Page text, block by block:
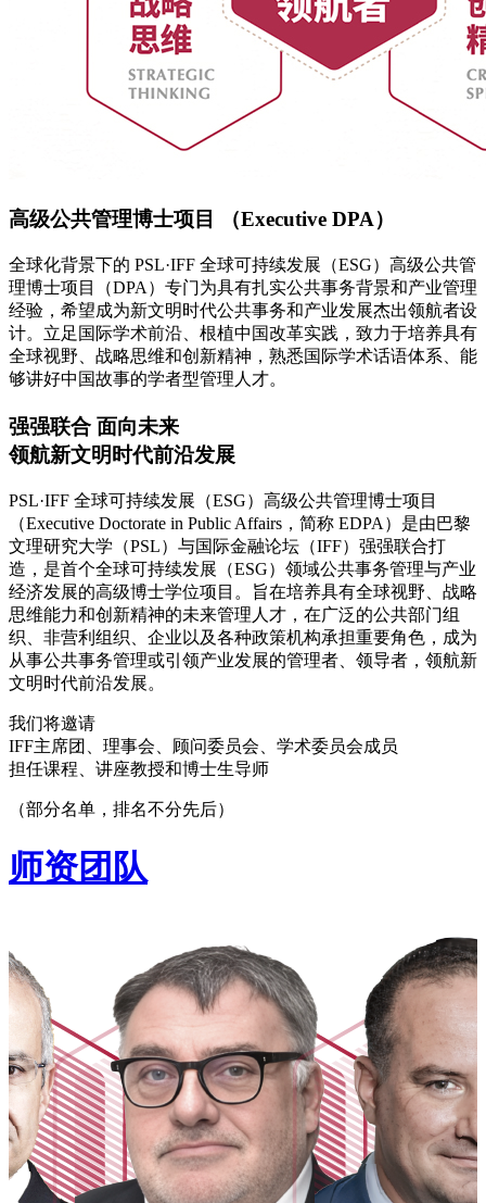
高级公共管理博士项目 （Executive DPA）
全球化背景下的 PSL·IFF 全球可持续发展（ESG）高级公共管
理博士项目（DPA）专门为具有扎实公共事务背景和产业管理
经验，希望成为新文明时代公共事务和产业发展杰出领航者设
计。立足国际学术前沿、根植中国改革实践，致力于培养具有
全球视野、战略思维和创新精神，熟悉国际学术话语体系、能
够讲好中国故事的学者型管理人才。
强强联合 面向未来
领航新文明时代前沿发展
PSL·IFF 全球可持续发展（ESG）高级公共管理博士项目
（Executive Doctorate in Public Affairs，简称 EDPA）是由巴黎
文理研究大学（PSL）与国际金融论坛（IFF）强强联合打
造，是首个全球可持续发展（ESG）领域公共事务管理与产业
经济发展的高级博士学位项目。旨在培养具有全球视野、战略
思维能力和创新精神的未来管理人才，在广泛的公共部门组
织、非营利组织、企业以及各种政策机构承担重要角色，成为
从事公共事务管理或引领产业发展的管理者、领导者，领航新
文明时代前沿发展。
我们将邀请
IFF主席团、理事会、顾问委员会、学术委员会成员
担任课程、讲座教授和博士生导师
（部分名单，排名不分先后）
师资团队